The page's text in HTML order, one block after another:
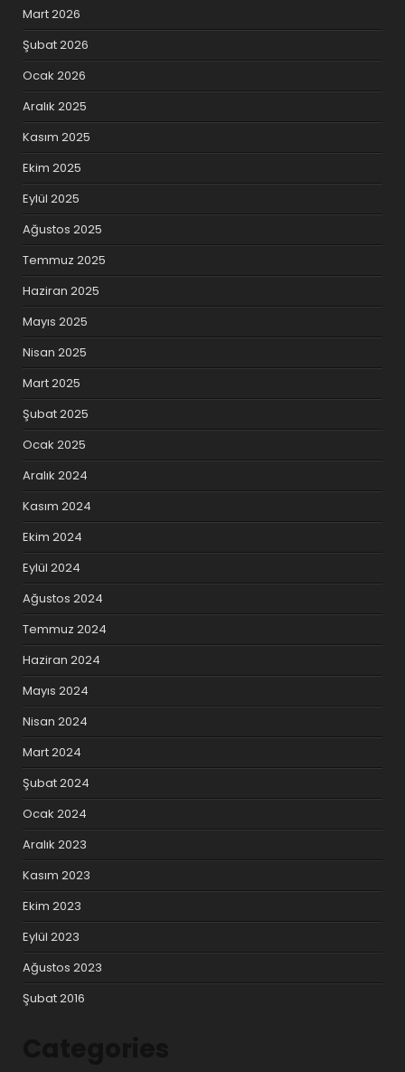
Mart 2026
Şubat 2026
Ocak 2026
Aralık 2025
Kasım 2025
Ekim 2025
Eylül 2025
Ağustos 2025
Temmuz 2025
Haziran 2025
Mayıs 2025
Nisan 2025
Mart 2025
Şubat 2025
Ocak 2025
Aralık 2024
Kasım 2024
Ekim 2024
Eylül 2024
Ağustos 2024
Temmuz 2024
Haziran 2024
Mayıs 2024
Nisan 2024
Mart 2024
Şubat 2024
Ocak 2024
Aralık 2023
Kasım 2023
Ekim 2023
Eylül 2023
Ağustos 2023
Şubat 2016